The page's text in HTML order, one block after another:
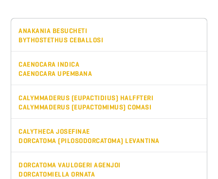
ANAKANIA BESUCHETI
BYTHOSTETHUS CEBALLOSI
CAENOCARA INDICA
CAENOCARA UPEMBANA
CALYMMADERUS (EUPACTIDIUS) HALFFTERI
CALYMMADERUS (EUPACTOMIMUS) COMASI
CALYTHECA JOSEFINAE
DORCATOMA (PILOSODORCATOMA) LEVANTINA
DORCATOMA VAULOGERI AGENJOI
DORCATOMIELLA ORNATA